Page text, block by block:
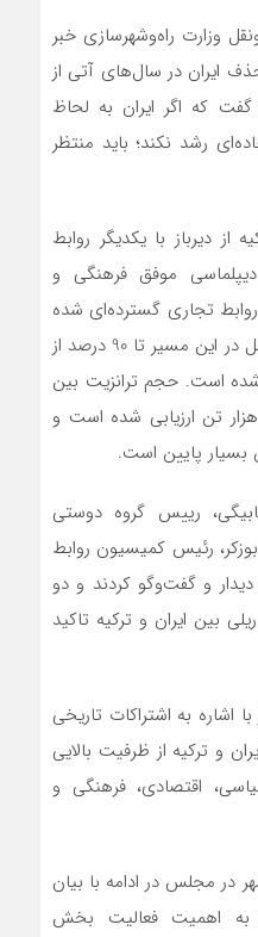
وزارت راه‌وشهرسازی خبر
ایران در سال‌های آتی از
که اگر ایران به لحاظ
رشد نکند؛ باید منتظر
از دیرباز با یکدیگر روابط
موفق فرهنگی و
تجاری گسترده‌ای شده
است. در این بین شیوه حمل‌ونقل در این مسیر تا 90 درصد از
است. حجم ترانزیت بین
دو کشور در سال بیش از 500 هزار تن ارزیابی شده است و
بسیار پایین است.
رییس گروه دوستی
بوزکر، رئیس کمیسیون روابط
و گفت‌وگو کردند و دو
بین ایران و ترکیه تاکید
اشاره به اشتراکات تاریخی
و ترکیه از ظرفیت بالایی
اقتصادی، فرهنگی و
در مجلس در ادامه با بیان
به اهمیت فعالیت بخش